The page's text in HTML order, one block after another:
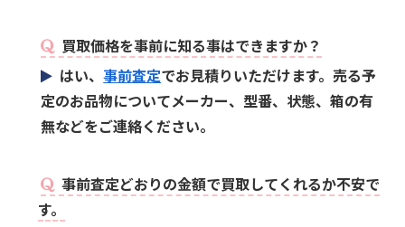
買取価格を事前に知る事はできますか？
はい、事前査定でお見積りいただけます。売る予
定のお品物についてメーカー、型番、状態、箱の有
無などをご連絡ください。
事前査定どおりの金額で買取してくれるか不安で
す。